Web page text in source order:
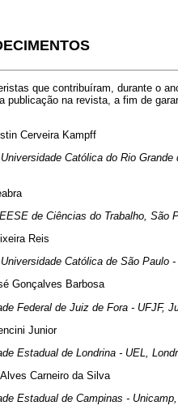
que contribuíram, durante o
publicação na revista, a fim de
Cerveira Kampff
Católica do Rio
de Ciências do Trabalho, São
Reis
Católica de São Paulo
Gonçalves Barbosa
Federal de Juiz de Fora - UFJF,
Junior
Estadual de Londrina - UEL,
Carneiro da Silva
Estadual de Campinas -